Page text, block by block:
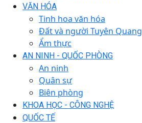
VĂN HÓA
Tinh hoa văn hóa
Đất và người Tuyên Quang
Ẩm thực
AN NINH - QUỐC PHÒNG
An ninh
Quân sự
Biên phòng
KHOA HỌC - CÔNG NGHỆ
QUỐC TẾ